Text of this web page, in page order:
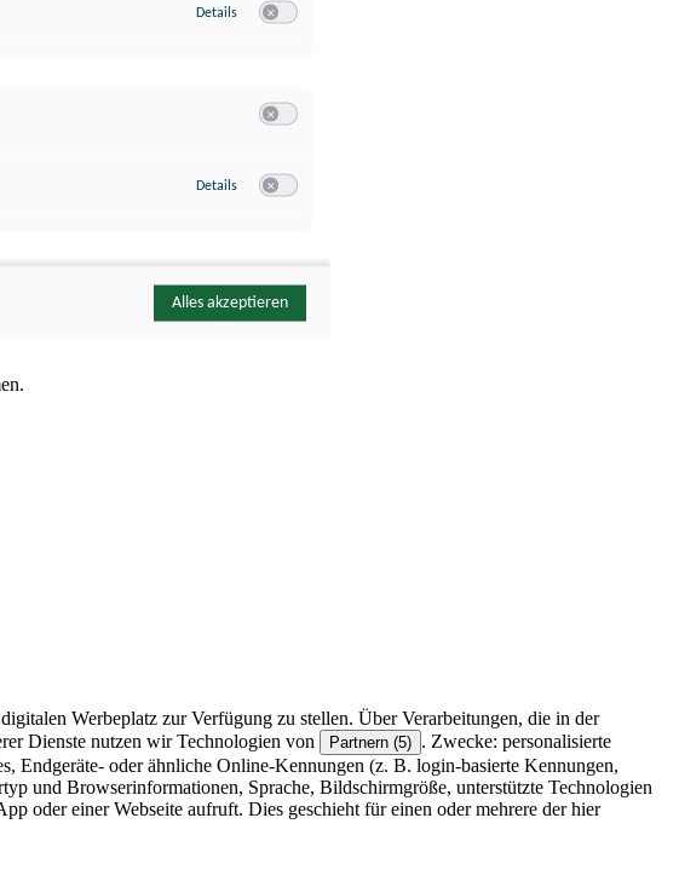
Werbeplatz zur Verfügung zu stellen. Über Verarbeitungen, die in der
Dienste nutzen wir Technologien von Partnern (5) . Zwecke: personalisierte
Endgeräte- oder ähnliche Online-Kennungen (z. B. login-basierte Kennungen,
und Browserinformationen, Sprache, Bildschirmgröße, unterstützte Technologien
oder einer Webseite aufruft. Dies geschieht für einen oder mehrere der hier
Details zu Google Analytics
Details zu YouTube
Alles akzeptieren